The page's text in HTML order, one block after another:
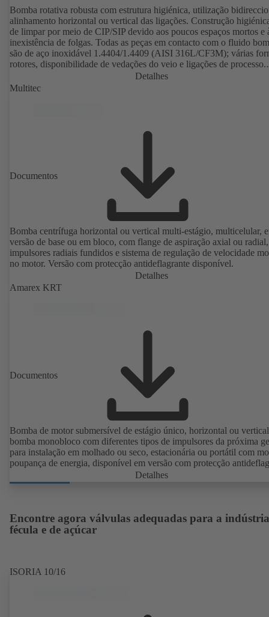
Bomba rotativa robusta com estrutura higiénica, utilização
alinhamento horizontal ou vertical das ligações. Construção
de limpar por meio de CIP/SIP devido aos poucos espaços mortos e
inexistência de folgas. Todas as peças em contacto com o fluido
são de aço inoxidável 1.4404/1.4409 (AISI 316L/CF3M); várias
rotores, disponibilidade de vedações do veio e ligações de processo.
Instalação como grupo electrobomba com engrenagem e motor
normalizado. Elastómeros da bomba conforme FDA e a norma
Detalhes
Multitec
Documentos
Bomba centrífuga horizontal ou vertical multi-estágio, multicelular,
versão de base ou em bloco, com flange de aspiração axial ou radial,
impulsores radiais fundidos e sistema de regulação de velocidade
no motor. Versão com protecção antideflagrante disponível.
Detalhes
Amarex KRT
Documentos
Bomba de motor submersível de estágio único, horizontal ou
bomba monobloco com diferentes tipos de impulsores da próxima
para instalação em molhado ou seco, estacionária ou portátil ​com
poupança de energia, disponível em versão com protecção
Detalhes
Encontre agora válvulas adequadas para a
fécula e de açúcar
ISORIA 10/16